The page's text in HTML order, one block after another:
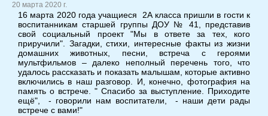
20 марта 2020 г.
16 марта 2020 года учащиеся 2А класса пришли в гости к
воспитанникам старшей группы ДОУ № 41, представив
свой социальный проект "Мы в ответе за тех, кого
приручили". Загадки, стихи, интересные факты из жизни
домашних животных, песни, встреча с героями
мультфильмов – далеко неполный перечень того, что
удалось рассказать и показать малышам, которые активно
включились в наш разговор. И, конечно, фотография на
память о встрече. " Спасибо за выступление. Приходите
ещё", - говорили нам воспитатели, - наши дети рады
встрече с вами!"